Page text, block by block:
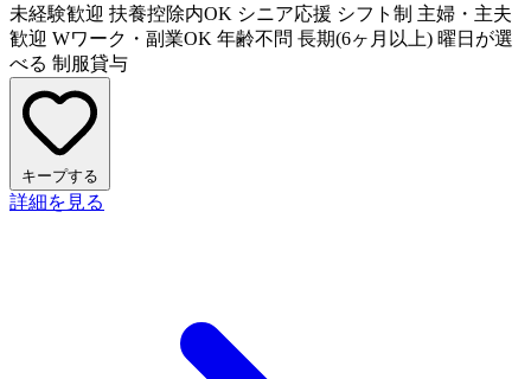
未経験歓迎 扶養控除内OK シニア応援 シフト制 主婦・主夫
歓迎 Wワーク・副業OK 年齢不問 長期(6ヶ月以上) 曜日が選
べる 制服貸与
キープする
詳細を見る